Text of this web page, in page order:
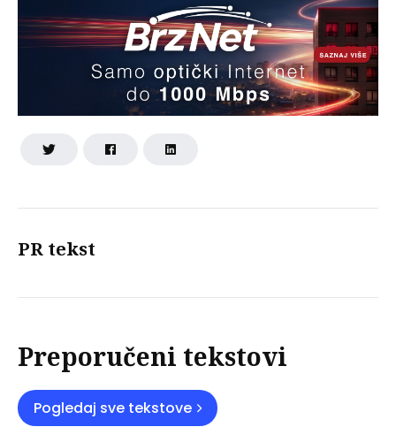
PR tekst
Preporučeni tekstovi
Pogledaj sve tekstove